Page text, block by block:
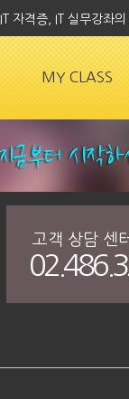
IT 자격증, IT 실무강좌
MY CLASS
고객 상담 센